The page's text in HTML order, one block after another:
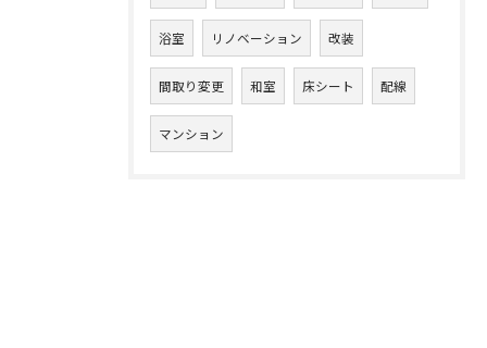
浴室 リノベーション 改装
間取り変更 和室 床シート 配線
マンション